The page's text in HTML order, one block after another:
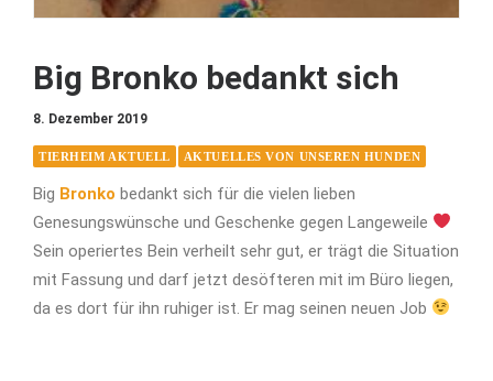
Big Bronko bedankt sich
8. Dezember 2019
TIERHEIM AKTUELL AKTUELLES VON UNSEREN HUNDEN
Big Bronko bedankt sich für die vielen lieben
Genesungswünsche und Geschenke gegen Langeweile
Sein operiertes Bein verheilt sehr gut, er trägt die Situation
mit Fassung und darf jetzt desöfteren mit im Büro liegen,
da es dort für ihn ruhiger ist. Er mag seinen neuen Job